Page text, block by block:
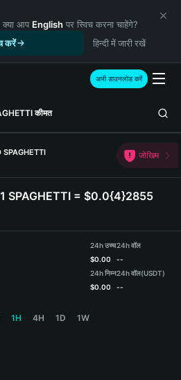
आप English पर स्विच करना चाहेंगे?
करें
हिन्दी में जारी रखें
अभी डाउनलोड करें
कीमत
SPAGHETTI
जोखिम
1 SPAGHETTI = $0.0{4}2855
24h उच्च
$0.00
24h निम्न
$0.00
24h वॉल
--
24h वॉल(USDT)
--
1H 4H 1D 1W